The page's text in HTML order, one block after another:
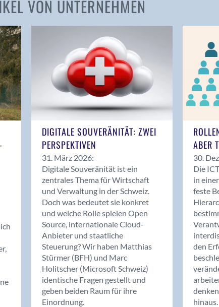
Andelfingen
Balsthal
Balzers
Bassersdorf
Benken (SG)
Bergdietikon
Bern - Liebefeld
VON UNTERNEHMEN
DIGITALE SOUVERÄNITÄT: ZWEI
PERSPEKTIVEN
31. März 2026:
Digitale Souveränität ist ein
zentrales Thema für Wirtschaft
und Verwaltung in der Schweiz.
Doch was bedeutet sie konkret
und welche Rolle spielen Open
Source, internationale Cloud-
Anbieter und staatliche
Steuerung? Wir haben Matthias
Stürmer (BFH) und Marc
Holitscher (Microsoft Schweiz)
identische Fragen gestellt und
geben beiden Raum für ihre
Einordnung.
ABER
30.
Die
in
feste
den
hinaus.